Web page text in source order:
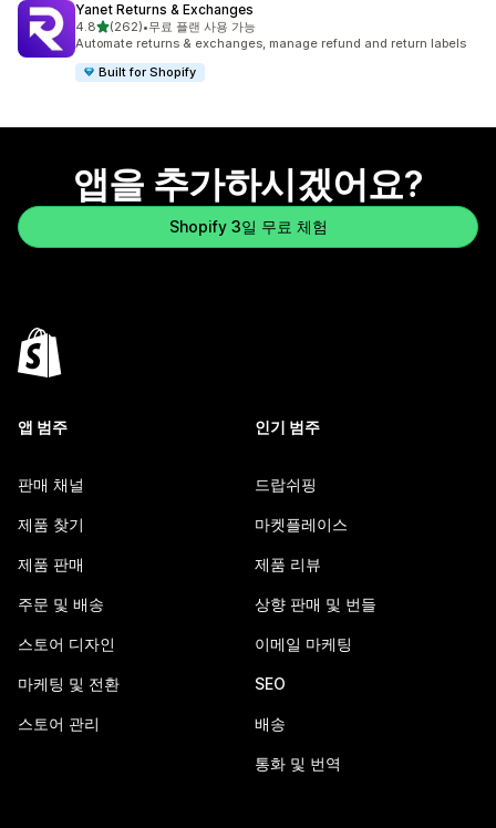
Yanet Returns & Exchanges
4.8별 5개 중
(262)
총 리뷰 262개
•무료 플랜 사용 가능
Automate returns & exchanges, manage refund and return labels
Built for Shopify
앱을 추가하시겠어요?
Shopify 3일 무료 체험
앱 범주
판매 채널
제품 찾기
제품 판매
주문 및 배송
스토어 디자인
마케팅 및 전환
스토어 관리
인기 범주
드랍쉬핑
마켓플레이스
제품 리뷰
상향 판매 및 번들
이메일 마케팅
SEO
배송
통화 및 번역